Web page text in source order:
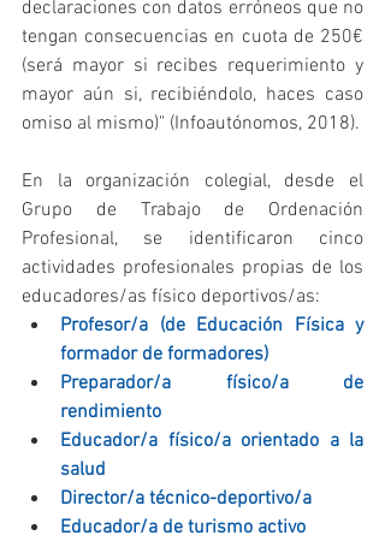
declaraciones con datos erróneos que no
tengan consecuencias en cuota de 250€
(será mayor si recibes requerimiento y
mayor aún si, recibiéndolo, haces caso
omiso al mismo)" (Infoautónomos, 2018).
En la organización colegial, desde el
Grupo de Trabajo de Ordenación
Profesional, se identificaron cinco
actividades profesionales propias de los
educadores/as físico deportivos/as:
Profesor/a (de Educación Física y
formador de formadores)
Preparador/a físico/a de
rendimiento
Educador/a físico/a orientado a la
salud
Director/a técnico-deportivo/a
Educador/a de turismo activo